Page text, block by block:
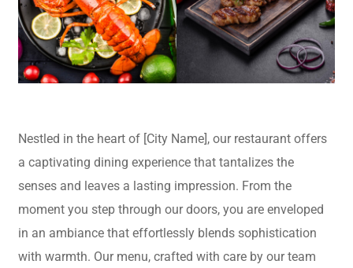
Nestled in the heart of [City Name], our restaurant offers
a captivating dining experience that tantalizes the
senses and leaves a lasting impression. From the
moment you step through our doors, you are enveloped
in an ambiance that effortlessly blends sophistication
with warmth. Our menu, crafted with care by our team